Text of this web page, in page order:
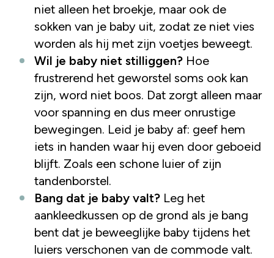
niet alleen het broekje, maar ook de
sokken van je baby uit, zodat ze niet vies
worden als hij met zijn voetjes beweegt.
Wil je baby niet stilliggen? Hoe
frustrerend het geworstel soms ook kan
zijn, word niet boos. Dat zorgt alleen maar
voor spanning en dus meer onrustige
bewegingen. Leid je baby af: geef hem
iets in handen waar hij even door geboeid
blijft. Zoals een schone luier of zijn
tandenborstel.
Bang dat je baby valt? Leg het
aankleedkussen op de grond als je bang
bent dat je beweeglijke baby tijdens het
luiers verschonen van de commode valt.